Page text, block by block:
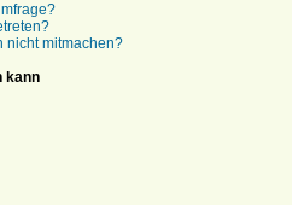
nicht mitmachen?
kann